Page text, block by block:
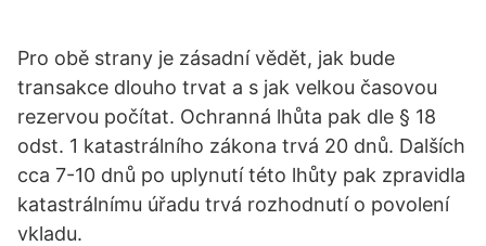
Pro obě strany je zásadní vědět, jak bude
transakce dlouho trvat a s jak velkou časovou
rezervou počítat. Ochranná lhůta pak dle § 18
odst. 1 katastrálního zákona trvá 20 dnů. Dalších
cca 7-10 dnů po uplynutí této lhůty pak zpravidla
katastrálnímu úřadu trvá rozhodnutí o povolení
vkladu.